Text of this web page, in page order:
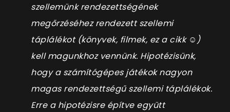
szellemünk rendezettségének
megőrzéséhez rendezett szellemi
táplálékot (könyvek, filmek, ez a cikk ☺)
kell magunkhoz vennünk. Hipotézisünk,
hogy a számítógépes játékok nagyon
magas rendezettségű szellemi táplálékok.
Erre a hipotézisre építve együtt